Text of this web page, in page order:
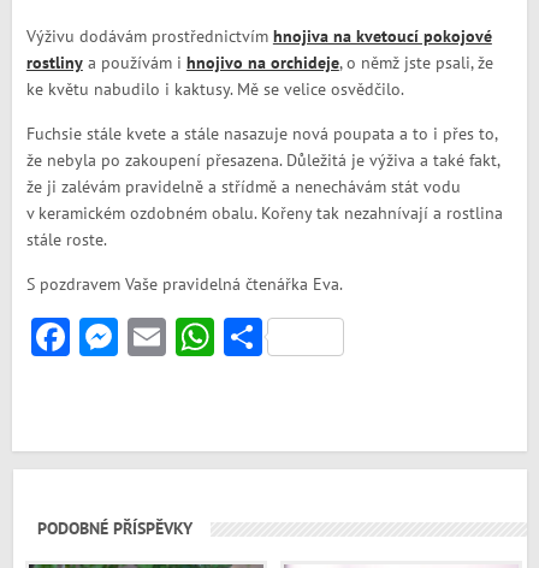
Výživu dodávám prostřednictvím hnojiva na kvetoucí pokojové
rostlinya používám i hnojivo na orchideje, o němž jste psali, že
ke květu nabudilo i kaktusy. Mě se velice osvědčilo.
Fuchsie stále kvete a stále nasazuje nová poupata a to i přes to,
že nebyla po zakoupení přesazena. Důležitá je výživa a také fakt,
že ji zalévám pravidelně a střídmě a nenechávám stát vodu
v keramickém ozdobném obalu. Kořeny tak nezahnívají a rostlina
stále roste.
S pozdravem Vaše pravidelná čtenářka Eva.
Facebook
Messenger
EmailWhatsApp
Share
PODOBNÉ PŘÍSPĚVKY